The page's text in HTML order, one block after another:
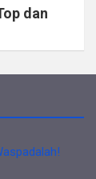
dan